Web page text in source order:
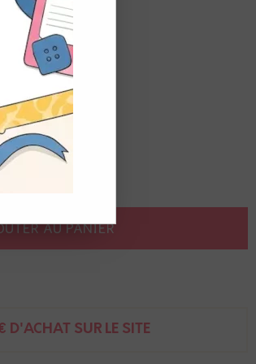
AU PANIER
D'ACHAT SUR LE SITE